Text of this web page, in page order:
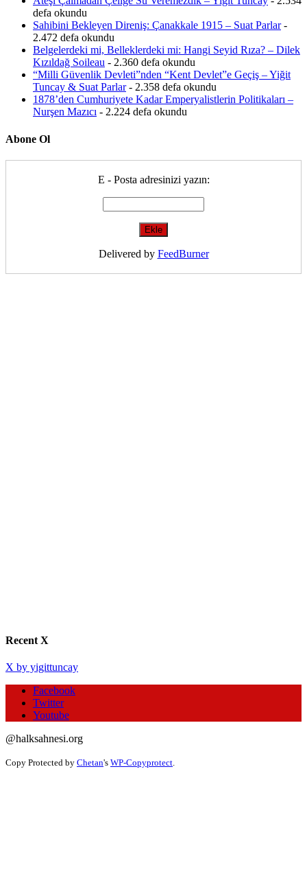
defa okundu
Sahibini Bekleyen Direniş: Çanakkale 1915 – Suat Parlar-
2.472 defa okundu
Belgelerdeki mi, Belleklerdeki mi: Hangi Seyid Rıza? – Dilek
Kızıldağ Soileau - 2.360 defa okundu
“Milli Güvenlik Devleti”nden “Kent Devlet”e Geçiş – Yiğit
Tuncay & Suat Parlar- 2.358 defa okundu
1878’den Cumhuriyete Kadar Emperyalistlerin Politikaları –
Nurşen Mazıcı - 2.224 defa okundu
Abone Ol
E - Posta adresinizi yazın:
Delivered by FeedBurner
Recent X
X by yigittuncay
Facebook
Twitter
Youtube
@halksahnesi.org
Copy Protected by Chetan's WP-Copyprotect.